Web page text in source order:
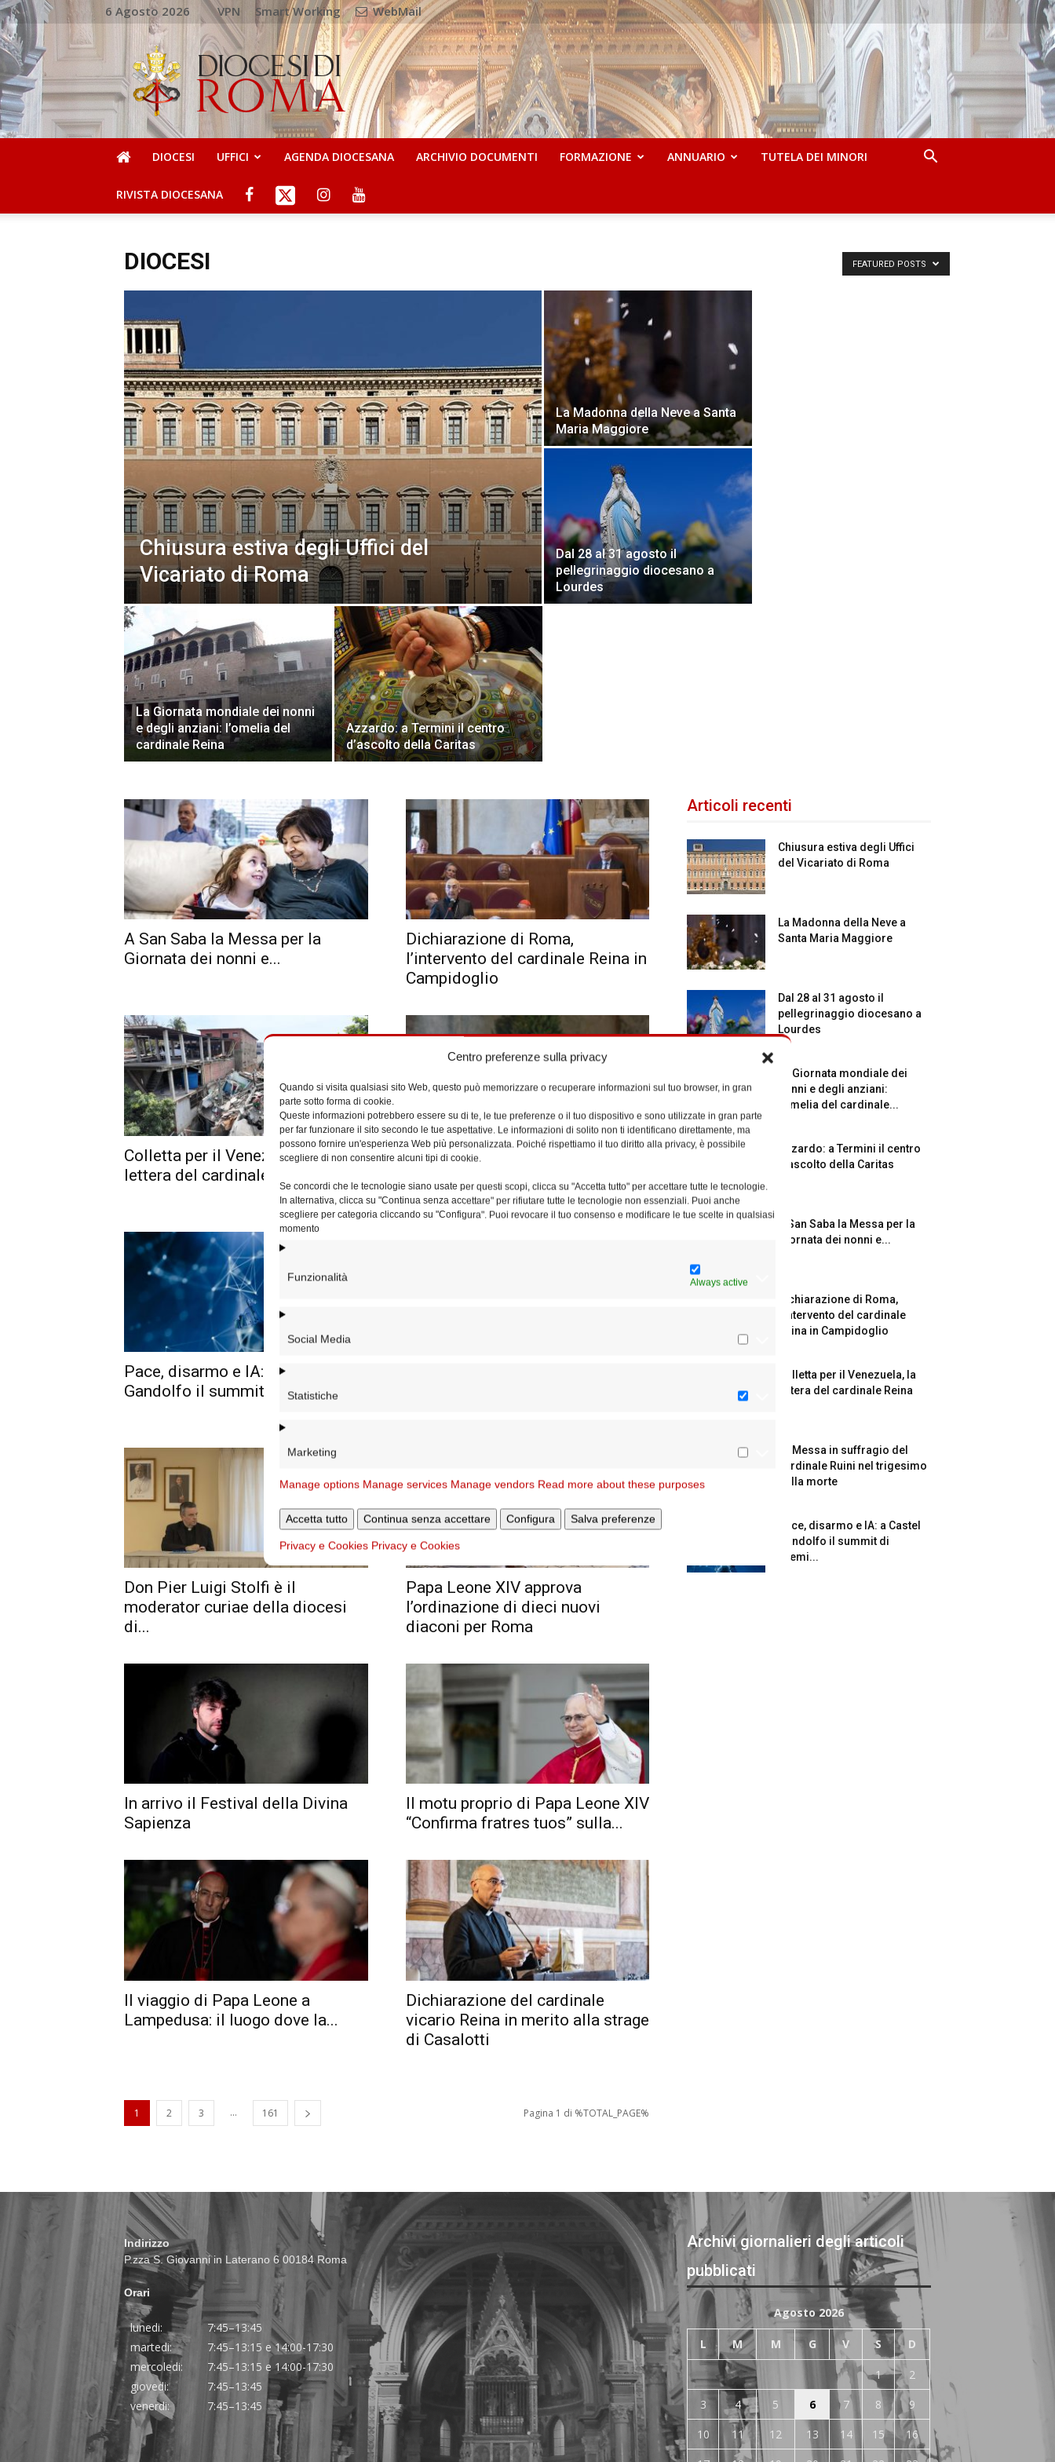
Centro preferenze sulla privacy
Quando si visita qualsiasi sito Web, questo può memorizzare o recuperare informazioni sul tuo browser, in gran
parte sotto forma di cookie.
Queste informazioni potrebbero essere su di te, le tue preferenze o il tuo dispositivo e sono utilizzate in gran parte
per far funzionare il sito secondo le tue aspettative. Le informazioni di solito non ti identificano direttamente, ma
possono fornire un'esperienza Web più personalizzata. Poiché rispettiamo il tuo diritto alla privacy, è possibile
scegliere di non consentire alcuni tipi di cookie.
Se concordi che le tecnologie siano usate per questi scopi, clicca su "Accetta tutto" per accettare tutte le tecnologie.
In alternativa, clicca su "Continua senza accettare" per rifiutare tutte le tecnologie non essenziali. Puoi anche
scegliere per categoria cliccando su "Configura". Puoi revocare il tuo consenso e modificare le tue scelte in qualsiasi
momento
Funzionalità Always active
Social Media
Statistiche
Marketing
Manage options Manage services Manage vendors Read more about these purposes
Accetta tutto Continua senza accettare Configura Salva preferenze
Privacy e Cookies Privacy e Cookies
6 Agosto 2026 VPN Smart Working WebMail
DIOCESI
DI
ROMA
DIOCESI UFFICI AGENDA DIOCESANA ARCHIVIO DOCUMENTI FORMAZIONE ANNUARIO TUTELA DEI MINORI
RIVISTA DIOCESANA
DIOCESI FEATURED POSTS
Chiusura estiva degli Uffici del
Vicariato di Roma
La Madonna della Neve a Santa
Maria Maggiore
Dal 28 al 31 agosto il
pellegrinaggio diocesano a
Lourdes
La Giornata mondiale dei nonni
e degli anziani: l’omelia del
cardinale Reina
Azzardo: a Termini il centro
d’ascolto della Caritas
A San Saba la Messa per la
Giornata dei nonni e...
Dichiarazione di Roma,
l’intervento del cardinale Reina in
Campidoglio
Colletta per il Venezuela, la
lettera del cardinale Reina
La Messa in suffragio del
della morte
Pace, disarmo e IA: a Castel
Gandolfo il summit di Premi...
Don Pier Luigi Stolfi è il
moderator curiae della diocesi
di...
Papa Leone XIV approva
l’ordinazione di dieci nuovi
diaconi per Roma
In arrivo il Festival della Divina
Sapienza
Il motu proprio di Papa Leone XIV
“Confirma fratres tuos” sulla...
Il viaggio di Papa Leone a
Lampedusa: il luogo dove la...
Dichiarazione del cardinale
vicario Reina in merito alla strage
di Casalotti
1 2 3 ... 161 Pagina 1 di %TOTAL_PAGE%
Articoli recenti
Chiusura estiva degli Uffici
del Vicariato di Roma
La Madonna della Neve a
Santa Maria Maggiore
Dal 28 al 31 agosto il
pellegrinaggio diocesano a
Lourdes
La Giornata mondiale dei
nonni e degli anziani:
l’omelia del cardinale...
Azzardo: a Termini il centro
d’ascolto della Caritas
A San Saba la Messa per la
Giornata dei nonni e...
Dichiarazione di Roma,
l’intervento del cardinale
Reina in Campidoglio
Colletta per il Venezuela, la
lettera del cardinale Reina
La Messa in suffragio del
cardinale Ruini nel trigesimo
della morte
Pace, disarmo e IA: a Castel
Gandolfo il summit di
Premi...
Indirizzo
P.zza S. Giovanni in Laterano 6 00184 Roma
Orari
lunedi:
7:45–13:45
martedi:
7:45–13:15 e 14:00-17:30
mercoledi:
7:45–13:15 e 14:00-17:30
giovedi:
7:45–13:45
venerdi:
7:45–13:45
Archivi giornalieri degli articoli
pubblicati
Agosto 2026
L M M G V S D
1
2
3
4 5 6 7 8
9
10
11 12 13 14 15
16